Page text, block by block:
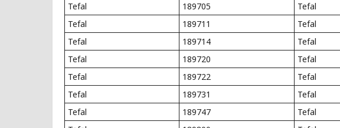
Tefal
189705 Tefal
Tefal
189711 Tefal
Tefal
189714 Tefal
Tefal
189720 Tefal
Tefal
189722 Tefal
Tefal
189731 Tefal
Tefal
189747 Tefal